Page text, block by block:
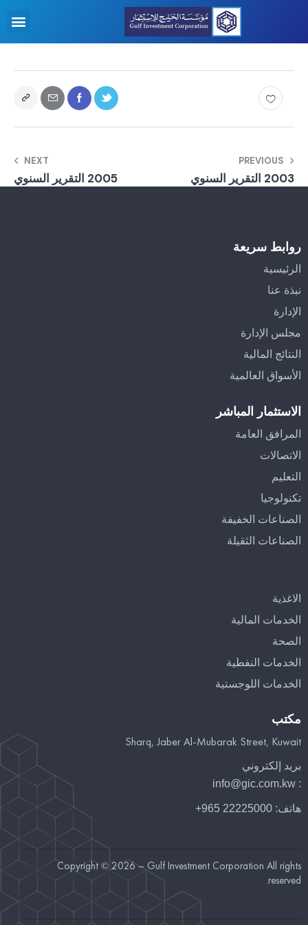
PREVIOUS
2003 التقرير السنوي
NEXT
2005 التقرير السنوي
روابط سريعة
الرئيسية
نبذة عنا
الإدارة
مجلس الإدارة
النتائج المالية
الأسواق العالمية
الاستثمار المباشر
المرافق العامة
الاتصالات
التعليم
تكنولوجيا
الصناعات الخفيفة
الصناعات الثقيلة
الاغذية
الخدمات المالية
الصحة
الخدمات النفطية
الخدمات اللوجستية
مكتب
Sharq, Jaber Al-Mubarak Street, Kuwait
بريد إلكتروني
:
info@gic.com.kw
هاتف: 22225000 965+
Copyright © 2026 – Gulf Investment Corporation All rights
reserved.